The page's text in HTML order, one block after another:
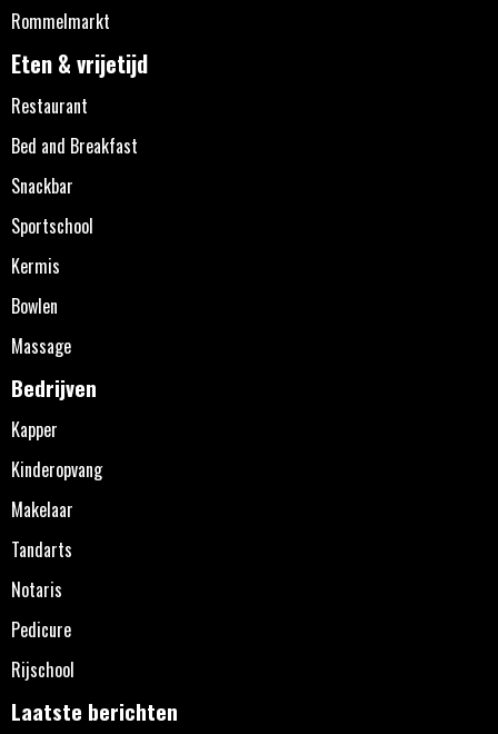
Rommelmarkt
Eten & vrijetijd
Restaurant
Bed and Breakfast
Snackbar
Sportschool
Kermis
Bowlen
Massage
Bedrijven
Kapper
Kinderopvang
Makelaar
Tandarts
Notaris
Pedicure
Rijschool
Laatste berichten